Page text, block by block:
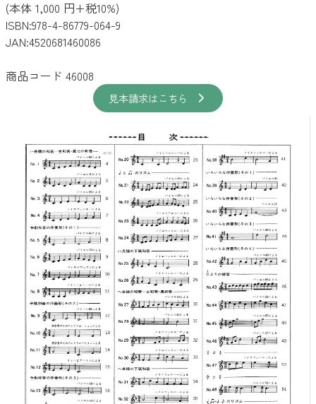
(本体 1,000 円+税10%)
ISBN:978-4-86779-064-9
JAN:4520681460086
商品コード 46008
見本請求はこちら